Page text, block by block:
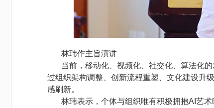
林玮作主旨演讲
当前，移动化、视频化、社交化、算法化
过组织架构调整、创新流程重塑、文化建设升
感刷新。
林玮表示，个体与组织唯有积极拥抱AI艺